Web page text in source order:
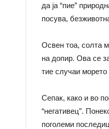
да ја “пие”
посува,
Освен тоа, солта
на допир. Ова се
тие случаи морето
Сепак, како и во
“негативец”.
поголеми